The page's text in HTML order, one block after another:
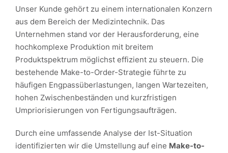
Unser Kunde gehört zu einem internationalen Konzern
aus dem Bereich der Medizintechnik. Das
Unternehmen stand vor der Herausforderung, eine
hochkomplexe Produktion mit breitem
Produktspektrum möglichst effizient zu steuern. Die
bestehende Make-to-Order-Strategie führte zu
häufigen Engpassüberlastungen, langen Wartezeiten,
hohen Zwischenbeständen und kurzfristigen
Umpriorisierungen von Fertigungsaufträgen.
Durch eine umfassende Analyse der Ist-Situation
identifizierten wir die Umstellung auf eine Make-to-